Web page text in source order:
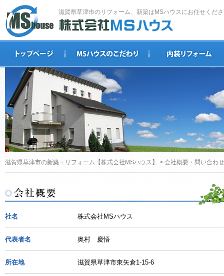
滋賀県草津市のリフォーム、新築はMSハウスにお任せくだ
滋賀県草津市の新築・リフォーム【株式会社MSハウス】 > 会社概要・問い合わせ
社名 株式会社MSハウス
代表者名 奥村 慶悟
所在地 滋賀県草津市東矢倉1-15-6